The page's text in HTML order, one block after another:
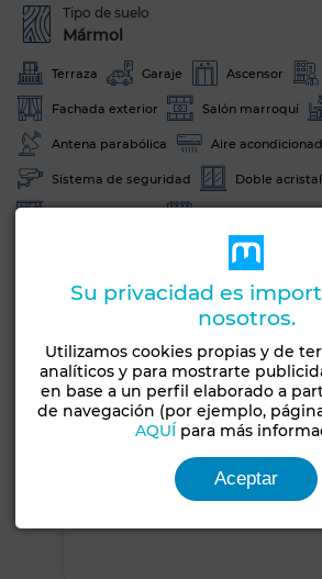
Tipo de suelo
Mármol
Terraza Garaje Ascensor
Fachada exterior Salón marroquí
Antena parabólica Aire
Sistema de seguridad Doble
Su privacidad es
nosotros.
Utilizamos cookies propias y de
analíticos y para mostrarte
en base a un perfil elaborado a
de navegación (por ejemplo,
AQUÍ para más
Aceptar